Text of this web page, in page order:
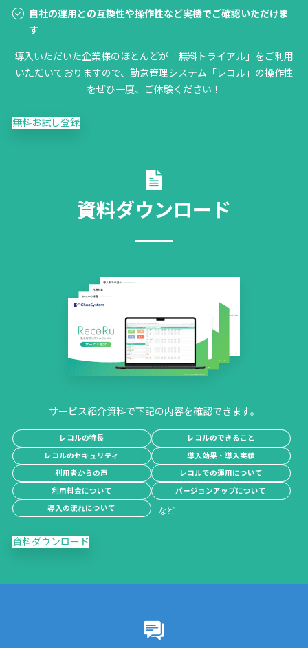
自社の運用との互換性や操作性など実機でご確認いただけま
す
導入いただいた企業様のほとんどが「無料トライアル」をご利用
いただいておりますので、勤怠管理システム「レコル」の操作性
をぜひ一度、ご体験ください！
無料お試し登録
資料ダウンロード
サービス紹介資料で下記の内容を確認できます。
レコルの特長
レコルのできること
レコルのセキュリティ
導入効果・導入実績
利用者からの声
レコルでの運用について
利用料金について
バージョンアップについて
導入の流れについて
資料ダウンロード